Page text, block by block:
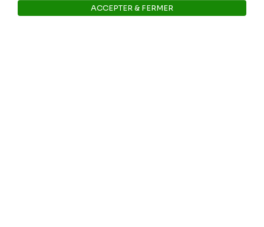
E-mail: info@museerops.be
ACCEPTER & FERMER